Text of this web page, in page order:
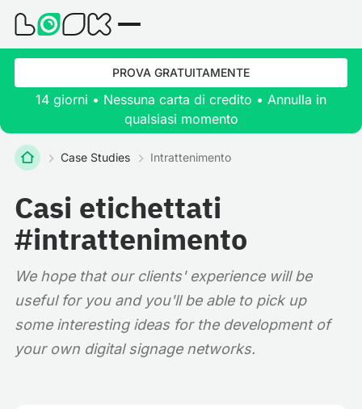
PROVA GRATUITAMENTE
14 giorni • Nessuna carta di credito • Annulla in
qualsiasi momento
Case Studies Intrattenimento
Casi etichettati
#intrattenimento
We hope that our clients' experience will be
useful for you and you'll be able to pick up
some interesting ideas for the development of
your own digital signage networks.